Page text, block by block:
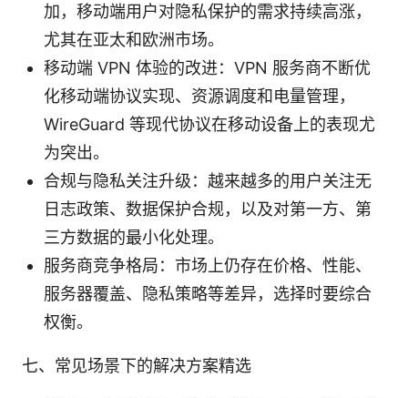
加，移动端用户对隐私保护的需求持续高涨，
尤其在亚太和欧洲市场。
移动端 VPN 体验的改进：VPN 服务商不断优
化移动端协议实现、资源调度和电量管理，
WireGuard 等现代协议在移动设备上的表现尤
为突出。
合规与隐私关注升级：越来越多的用户关注无
日志政策、数据保护合规，以及对第一方、第
三方数据的最小化处理。
服务商竞争格局：市场上仍存在价格、性能、
服务器覆盖、隐私策略等差异，选择时要综合
权衡。
七、常见场景下的解决方案精选